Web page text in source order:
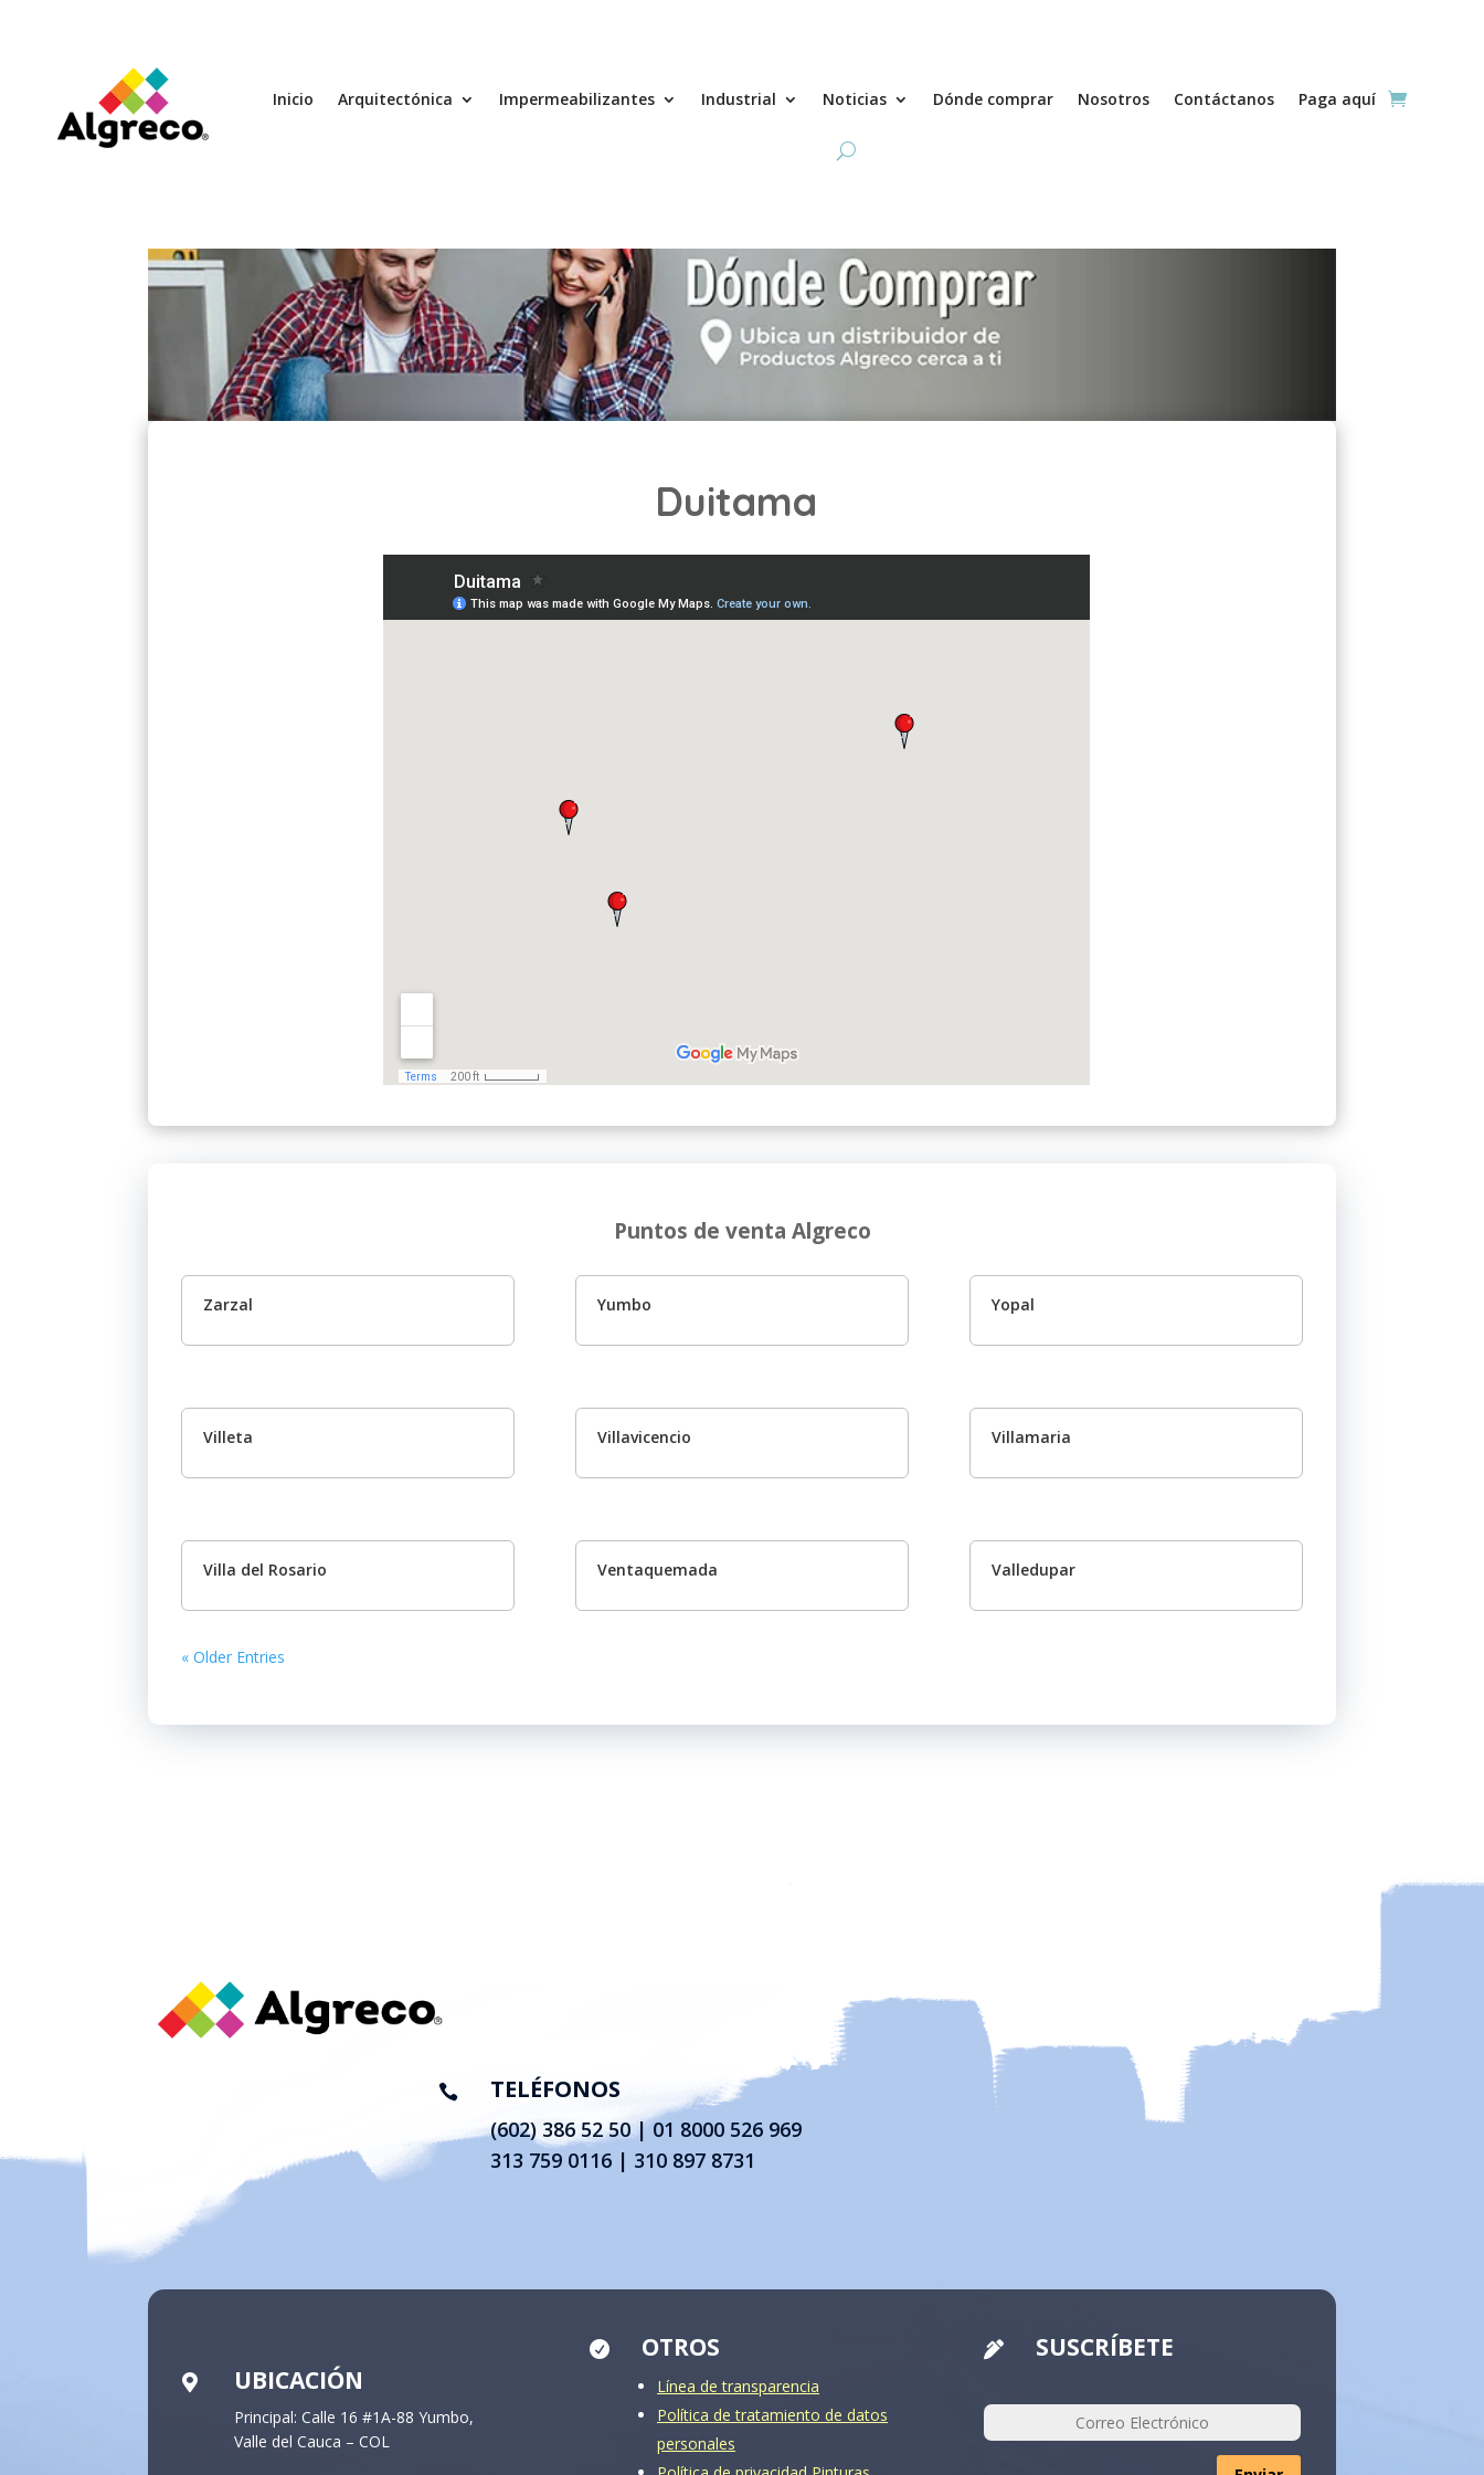
Inicio Arquitectónica Impermeabilizantes Industrial Noticias Dónde comprar Nosotros Contáctanos Paga aquí
Duitama
Puntos de venta Algreco
Zarzal
Villeta
Villa del Rosario
Yumbo
Villavicencio
Ventaquemada
Yopal
Villamaria
Valledupar
« Older Entries
 TELÉFONOS
(602) 386 52 50|01 8000 526 969
313 759 0116 | 310 897 8731
 UBICACIÓN
Principal: Calle 16 #1A-88 Yumbo,
Valle del Cauca – COL
 OTROS
Línea de transparencia
Política de tratamiento de datos
personales
 SUSCRÍBETE